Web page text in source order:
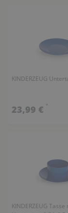
KINDERZEUG
23,99 € *
KINDERZEUG Tasse